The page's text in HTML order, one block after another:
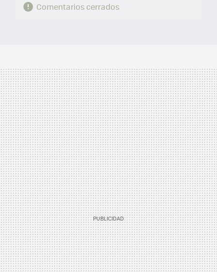
Comentarios cerrados